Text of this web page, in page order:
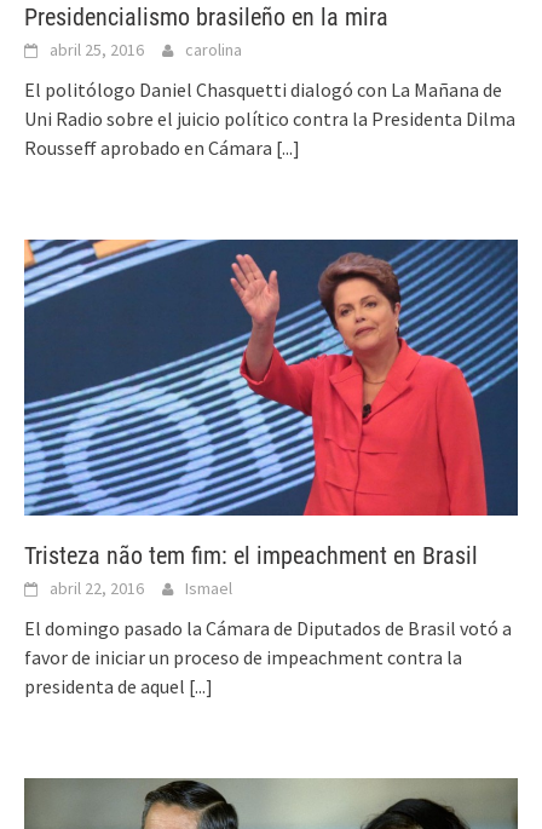
Presidencialismo brasileño en la mira
abril 25, 2016 carolina
El politólogo Daniel Chasquetti dialogó con La Mañana de
Uni Radio sobre el juicio político contra la Presidenta Dilma
Rousseff aprobado en Cámara [...]
Tristeza não tem fim: el impeachment en Brasil
abril 22, 2016 Ismael
El domingo pasado la Cámara de Diputados de Brasil votó a
favor de iniciar un proceso de impeachment contra la
presidenta de aquel [...]